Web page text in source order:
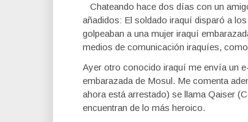
Chateando hace dos días con un
añadidos: El soldado iraquí disparó a
golpeaban a una mujer iraquí
medios de comunicación iraquíes,
Ayer otro conocido iraquí me envía un
embarazada de Mosul. Me comenta
ahora está arrestado) se llama Qaiser
encuentran de lo más heroico.